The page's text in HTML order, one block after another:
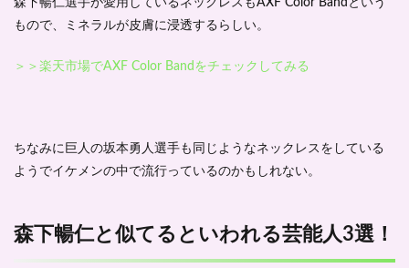
森下暢仁選手が愛用しているネックレスもAXF Color Band という
もので、ミネラルが皮膚に浸透するらしい。
＞＞楽天市場でAXF Color Bandをチェックしてみる
ちなみに巨人の坂本勇人選手も同じようなネックレスをしている
ようでイケメンの中で流行っているのかもしれない。
森下暢仁と似てるといわれる芸能人3選！